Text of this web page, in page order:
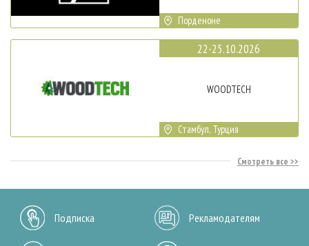
Порденоне
22-25.10.2026
WOODTECH
Стамбул, Турция
Смотреть все
Подписка Рекламодателям